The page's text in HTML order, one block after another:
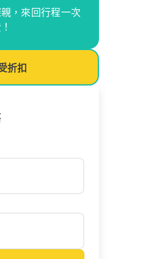
，來回行程一次
折扣